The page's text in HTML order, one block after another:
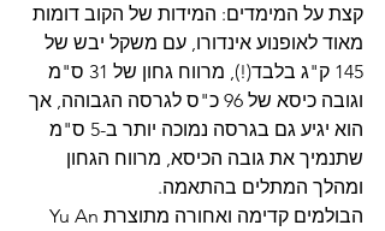
קצת על המימדים: המידות של הקוב דומות
מאוד לאופנוע אינדורו, עם משקל יבש של
145 ק"ג בלבד(!), מרווח גחון של 31 ס"מ
וגובה כיסא של 96 כ"ס לגרסה הגבוהה, אך
הוא יגיע גם בגרסה נמוכה יותר ב-5 ס"מ
שתנמיך את גובה הכיסא, מרווח הגחון
ומהלך המתלים בהתאמה.